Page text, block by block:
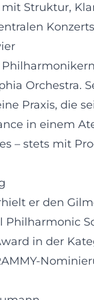
Struktur,
Orchestra.
Praxis, die
in einem
– stets mit
er den
in der